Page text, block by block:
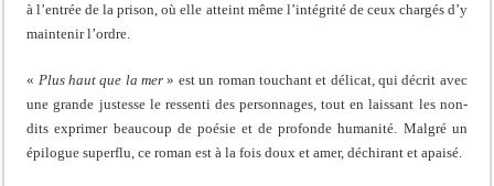
à l’entrée de la prison, où elle atteint même l’intégrité de ceux chargés d’y
maintenir l’ordre.
« Plus haut que la mer » est un roman touchant et délicat, qui décrit avec
une grande justesse le ressenti des personnages, tout en laissant les non-
dits exprimer beaucoup de poésie et de profonde humanité. Malgré un
épilogue superflu, ce roman est à la fois doux et amer, déchirant et apaisé.